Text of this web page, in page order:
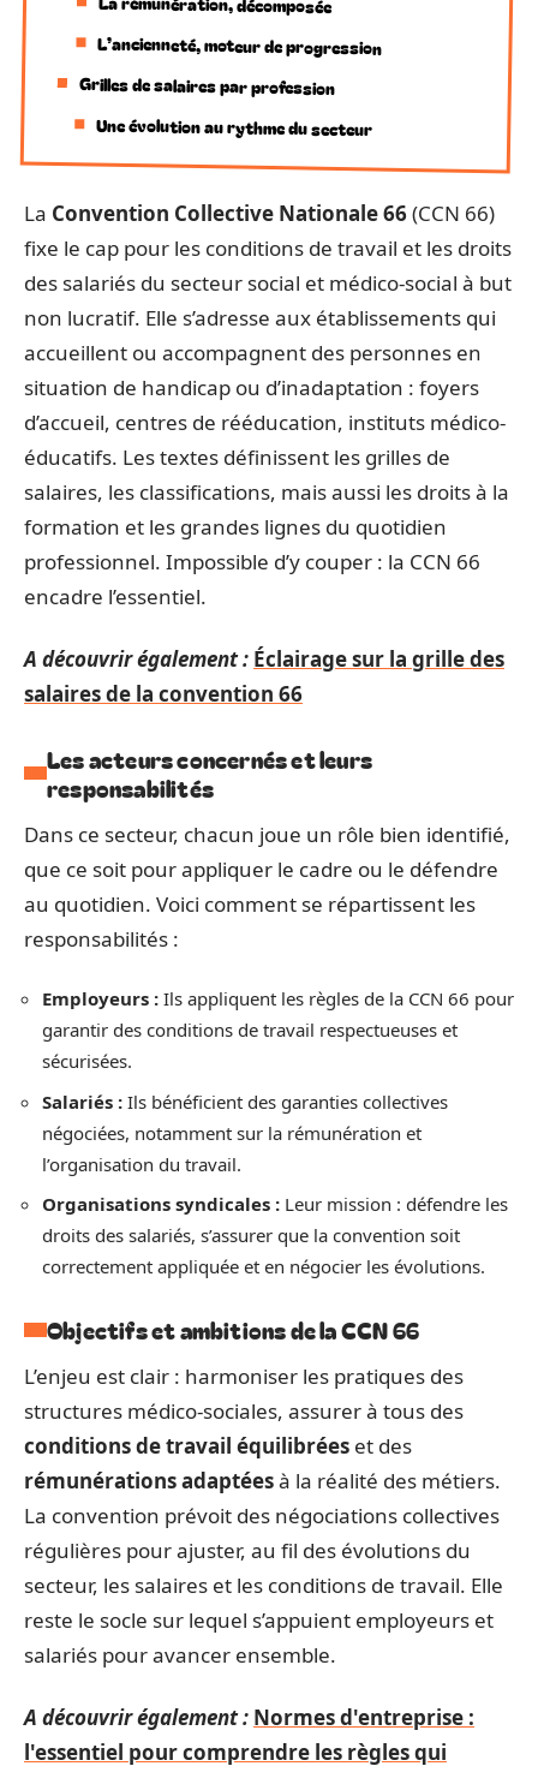
L’ancienneté, moteur de progression
Grilles de salaires par profession
Une évolution au rythme du secteur
La Convention Collective Nationale 66(CCN 66)
fixe le cap pour les conditions de travail et les droits
des salariés du secteur social et médico-social à but
non lucratif. Elle s’adresse aux établissements qui
accueillent ou accompagnent des personnes en
situation de handicap ou d’inadaptation : foyers
d’accueil, centres de rééducation, instituts médico-
éducatifs. Les textes définissent les grilles de
salaires, les classifications, mais aussi les droits à la
formation et les grandes lignes du quotidien
professionnel. Impossible d’y couper : la CCN 66
encadre l’essentiel.
A découvrir également : Éclairage sur la grille des
salaires de la convention 66
Les acteurs concernés et leurs
responsabilités
Dans ce secteur, chacun joue un rôle bien identifié,
que ce soit pour appliquer le cadre ou le défendre
au quotidien. Voici comment se répartissent les
responsabilités :
Employeurs : Ils appliquent les règles de la CCN 66 pour
garantir des conditions de travail respectueuses et
sécurisées.
Salariés : Ils bénéficient des garanties collectives
négociées, notamment sur la rémunération et
l’organisation du travail.
Organisations syndicales : Leur mission : défendre les
droits des salariés, s’assurer que la convention soit
correctement appliquée et en négocier les évolutions.
Objectifs et ambitions de la CCN 66
L’enjeu est clair : harmoniser les pratiques des
structures médico-sociales, assurer à tous des
conditions de travail équilibrées et des
rémunérations adaptéesà la réalité des métiers.
La convention prévoit des négociations collectives
régulières pour ajuster, au fil des évolutions du
secteur, les salaires et les conditions de travail. Elle
reste le socle sur lequel s’appuient employeurs et
salariés pour avancer ensemble.
A découvrir également : Normes d'entreprise :
l'essentiel pour comprendre les règles qui